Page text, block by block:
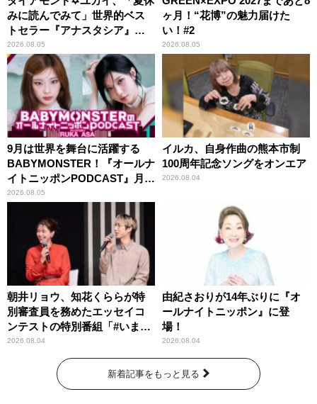
みに読んでみて」世界的ベス
トセラー『アナスタシア』を
紹介
2026.08.05
ヶ月！“花博”の魅力届けた
い！#2
2026.08.05
9月は世界を舞台に活躍する
BABYMONSTER！『オールナ
イトニッポンPODCAST』月替
わりパーソナリティ
2026.08.05
イルカ、自身作曲の熊本市制
100周年記念ソングをオンエア
2026.08.04
朝井リョウ、知花くららが特
別審査員を務めたエッセイコ
ンテストの特別番組「#いまあ
なたに伝えたいこと」
2026.08.04
由紀さおりが14年ぶりに『オ
ールナイトニッポン』に登
場！
2026.08.04
新着記事をもっと見る